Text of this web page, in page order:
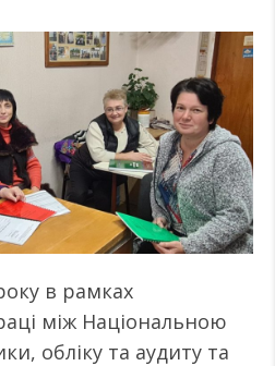
в рамках
між Національною
обліку та аудиту та